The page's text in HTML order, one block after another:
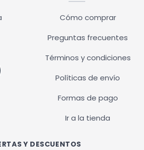
Cómo comprar
Preguntas frecuentes
Términos y condiciones
Políticas de envío
Formas de pago
Ir a la tienda
Y DESCUENTOS